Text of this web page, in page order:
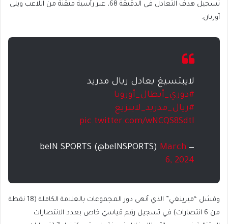
تسجيل هدف التعادل في الدقيقة 68، عبر رأسية متقنة من اللاعب ويلي
أوربان.
لايبتسيغ يعادل ريال مدريد
#دوري_أبطال_أوروبا
#ريال_مدريد_لايبزيغ
pic.twitter.com/wNCQS8Sdtl
— beIN SPORTS (@beINSPORTS)
March
6, 2024
وفشل “ميرينغي” الذي أنهى دور المجموعات بالعلامة الكاملة (18 نقطة
من 6 انتصارات) في تسجيل رقم قياسيّ خاص بعدد الانتصارات